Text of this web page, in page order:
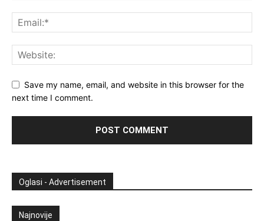
Save my name, email, and website in this browser for the
next time I comment.
Oglasi - Advertisement
Najnovije